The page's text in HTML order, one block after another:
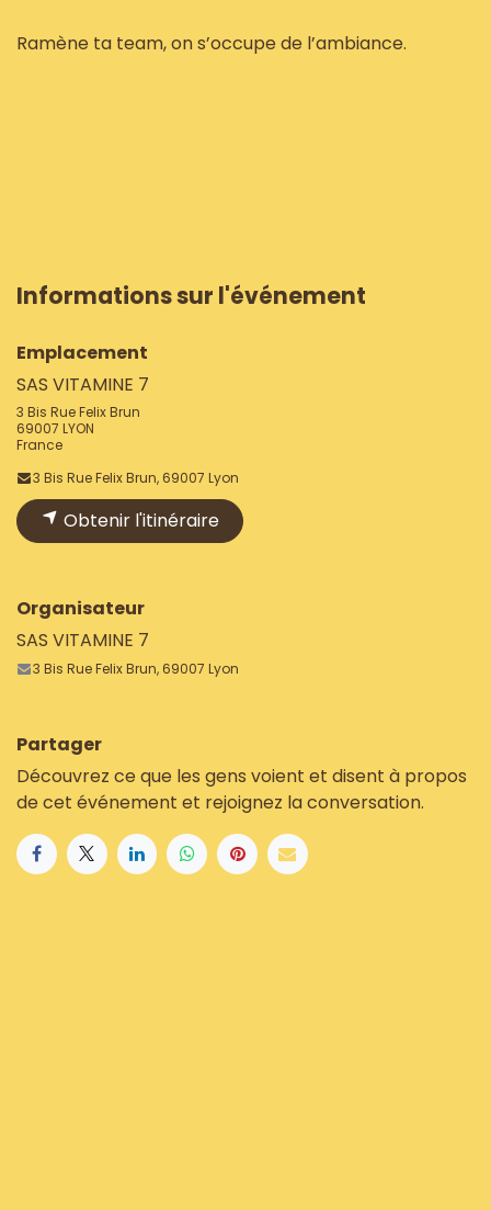
Ramène ta team, on s’occupe de l’ambiance.
Informations sur l'événement
Emplacement
SAS VITAMINE 7
3 Bis Rue Felix Brun
69007 LYON
France
3 Bis Rue Felix Brun, 69007 Lyon
Obtenir l'itinéraire
Organisateur
SAS VITAMINE 7
3 Bis Rue Felix Brun, 69007 Lyon
Partager
Découvrez ce que les gens voient et disent à propos
de cet événement et rejoignez la conversation.